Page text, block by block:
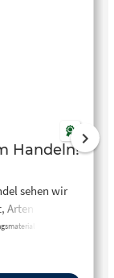
Handeln!
sehen wir
sterben
Der
Menschheit.
1,5 Grad zu